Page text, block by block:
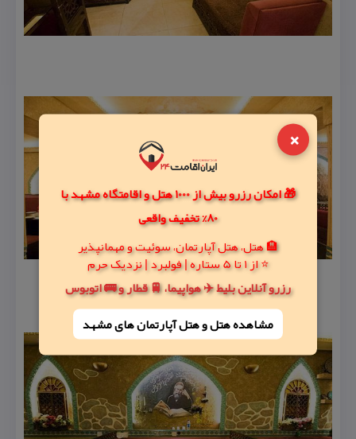
×
🎁 امکان رزرو بیش از 1000 هتل و اقامتگاه مشهد با
80% تخفیف واقعی
🏨 هتل، هتل آپارتمان، سوئیت و مهمانپذیر
⭐ از 1 تا 5 ستاره | فولبرد | نزدیک حرم
رزرو آنلاین بلیط ✈️ هواپیما، 🚆 قطار و 🚌 اتوبوس
مشاهده هتل و هتل‌ آپارتمان های مشهد